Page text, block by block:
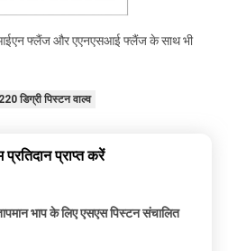
फ्लैंज और एएनएसआई फ्लैंज के साथ भी
220 डिग्री पिस्टन वाल्व
प्राप्त करें
भाप के लिए एसएस पिस्टन संचालित